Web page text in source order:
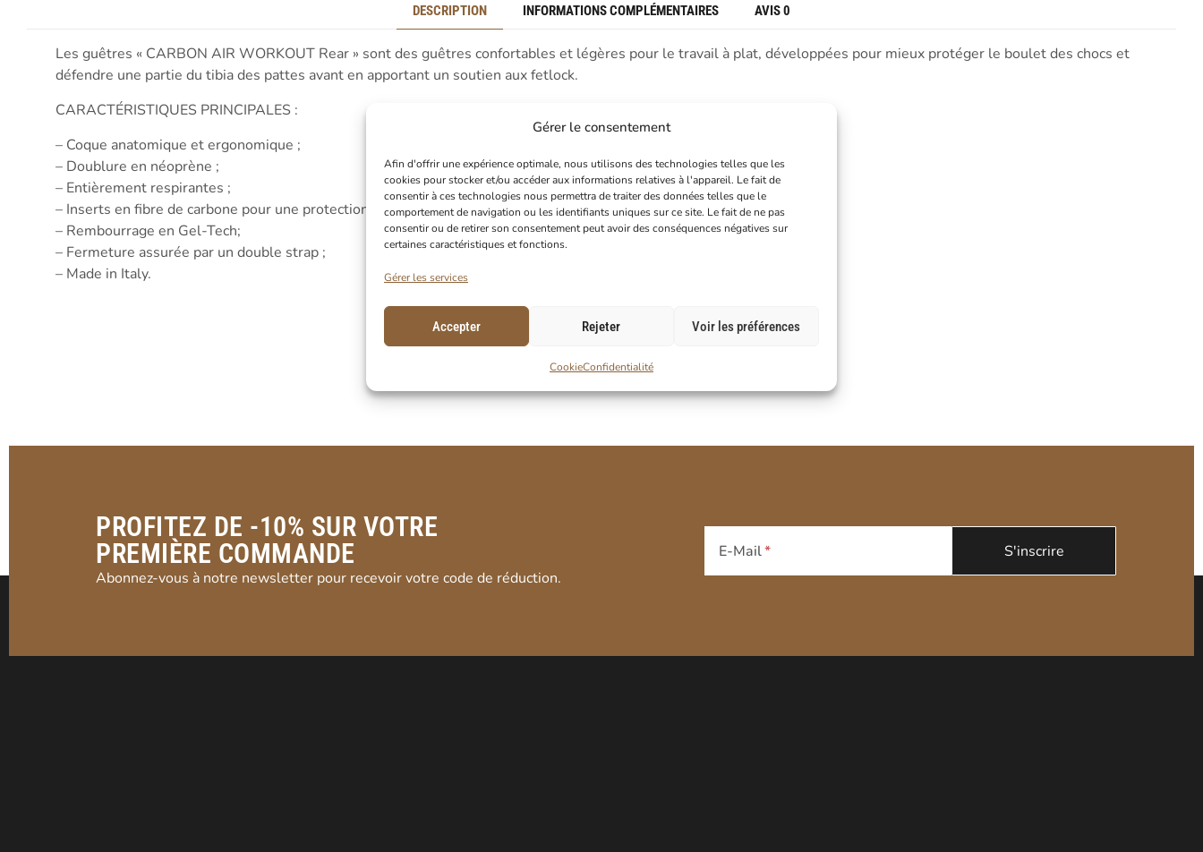
Gérer le consentement
Afin d'offrir une expérience optimale, nous utilisons des technologies telles que les
cookies pour stocker et/ou accéder aux informations relatives à l'appareil. Le fait de
consentir à ces technologies nous permettra de traiter des données telles que le
comportement de navigation ou les identifiants uniques sur ce site. Le fait de ne pas
consentir ou de retirer son consentement peut avoir des conséquences négatives sur
certaines caractéristiques et fonctions.
Gérer les services
Accepter Rejeter Voir les préférences
CookieConfidentialité
DESCRIPTION INFORMATIONS COMPLÉMENTAIRES AVIS0
Les guêtres « CARBON AIR WORKOUT Rear » sont des guêtres confortables et légères pour le travail à plat, développées pour mieux protéger le boulet des chocs et
défendre une partie du tibia des pattes avant en apportant un soutien aux fetlock.
CARACTÉRISTIQUES PRINCIPALES :
– Coque anatomique et ergonomique ;
– Doublure en néoprène ;
– Entièrement respirantes ;
– Inserts en fibre de carbone pour une protection supplémentaire;
– Rembourrage en Gel-Tech;
– Fermeture assurée par un double strap ;
– Made in Italy.
PROFITEZ DE -10% SUR VOTRE
PREMIÈRE COMMANDE
Abonnez-vous à notre newsletter pour recevoir votre code de réduction.
E-Mail